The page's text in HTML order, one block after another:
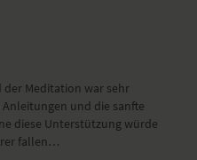
der Meditation war sehr
und die sanfte
diese Unterstützung würde
fallen…